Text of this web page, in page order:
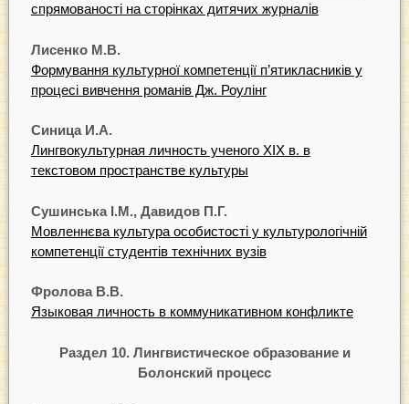
спрямованості на сторінках дитячих журналів
Лисенко М.В.
Формування культурної компетенції п’ятикласників у
процесі вивчення романів Дж. Роулінг
Синица И.А.
Лингвокультурная личность ученого XIX в. в
текстовом пространстве культуры
Сушинська І.М., Давидов П.Г.
Мовленнєва культура особистості у культурологічній
компетенції студентів технічних вузів
Фролова В.В.
Языковая личность в коммуникативном конфликте
Раздел 10. Лингвистическое образование и
Болонский процесс